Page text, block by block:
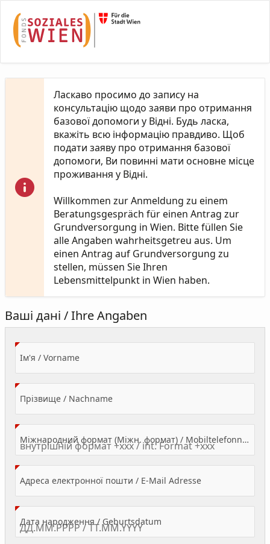
Ласкаво просимо до запису на
консультацію щодо заяви про отримання
базової допомоги у Відні. Будь ласка,
вкажіть всю інформацію правдиво. Щоб
подати заяву про отримання базової
допомоги, Ви повинні мати основне місце
проживання у Відні.
Willkommen zur Anmeldung zu einem
Beratungsgespräch für einen Antrag zur
Grundversorgung in Wien. Bitte füllen Sie
alle Angaben wahrheitsgetreu aus. Um
einen Antrag auf Grundversorgung zu
stellen, müssen Sie Ihren
Lebensmittelpunkt in Wien haben.
Ваші дані / Ihre Angaben
Ім'я / Vorname(Value Required)
Прізвище / Nachname(Value Required)
Міжнародний формат (Міжн. формат) / Mobiltelefonnummer
Адреса електронної пошти / E-Mail Adresse(Value Required)
Дата народження / Geburtsdatum